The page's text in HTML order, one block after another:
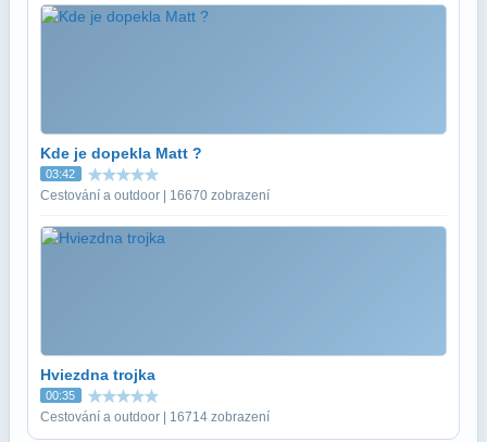
Kde je dopekla Matt ?
03:42
Cestování a outdoor | 16670 zobrazení
Hviezdna trojka
00:35
Cestování a outdoor | 16714 zobrazení